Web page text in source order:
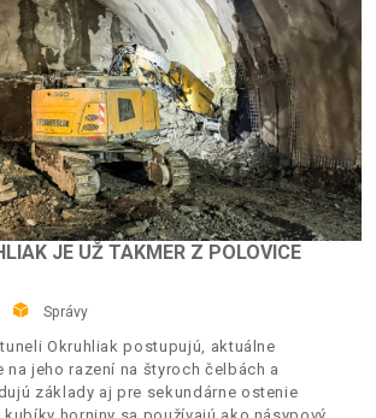
JE UŽ TAKMER Z POLOVICE
Správy
Okruhliak postupujú, aktuálne
na jeho razení na štyroch čelbách a
základy aj pre sekundárne ostenie